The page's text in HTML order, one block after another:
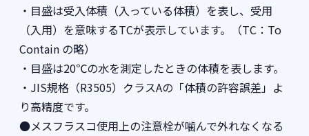
・目盛は受入体積（入っている体積）を表し、受用
（入用）を意味するTCが表示しています。（TC：To
Contain の略）
・目盛は20℃の水を測定したときの体積を表します。
・JIS規格（R3505）クラスAの「体積の許容誤差」よ
り高精度です。
●メスフラスコ使用上の注意栓が噛んで外れなくなる